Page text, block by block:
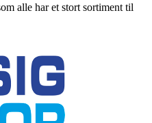
alle har et stort sortiment til